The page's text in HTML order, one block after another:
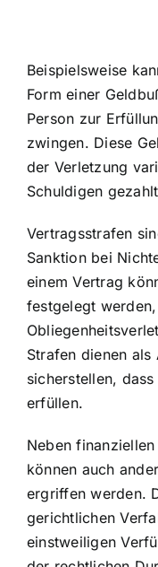
Beispielsweise
Form einer
Person zur
zwingen. Diese
der Verletzung
Schuldigen
Vertragsstrafen
Sanktion bei
einem Vertrag
festgelegt
Strafen dienen
sicherstellen,
erfüllen.
Neben
können auch
ergriffen werden.
gerichtlichen
einstweiligen